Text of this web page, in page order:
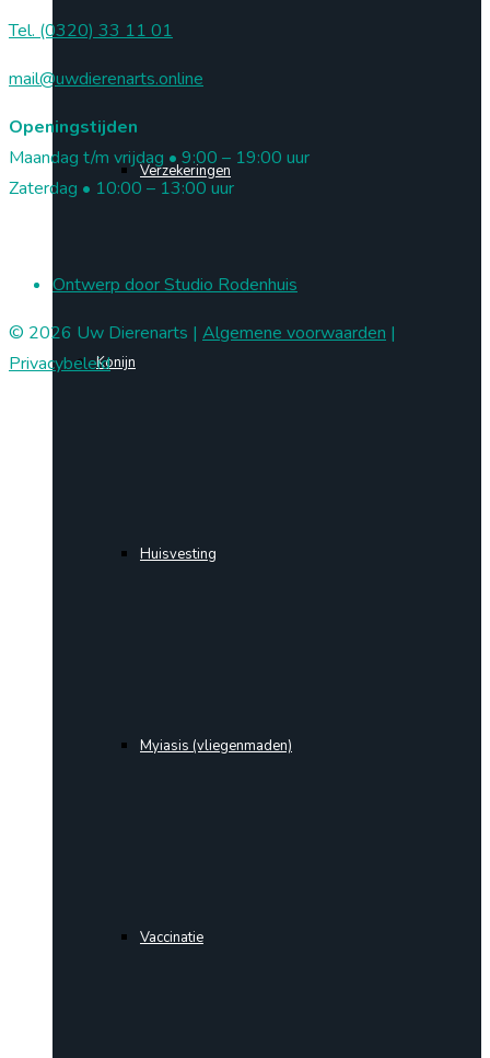
Verzekeringen
Konijn
Huisvesting
Myiasis (vliegenmaden)
Vaccinatie
Tel. (0320) 33 11 01
mail@uwdierenarts.online
Openingstijden
Maandag t/m vrijdag • 9:00 – 19:00 uur
Zaterdag • 10:00 – 13:00 uur
Ontwerp door Studio Rodenhuis
© 2026 Uw Dierenarts | Algemene voorwaarden |
Privacybeleid